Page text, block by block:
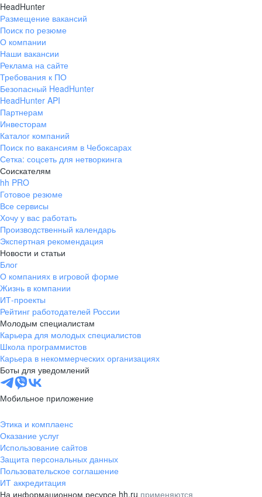
HeadHunter
Размещение вакансий
Поиск по резюме
О компании
Наши вакансии
Реклама на сайте
Требования к ПО
Безопасный HeadHunter
HeadHunter API
Партнерам
Инвесторам
Каталог компаний
Поиск по вакансиям в Чебоксарах
Сетка: соцсеть для нетворкинга
Соискателям
hh PRO
Готовое резюме
Все сервисы
Хочу у вас работать
Производственный календарь
Экспертная рекомендация
Новости и статьи
Блог
О компаниях в игровой форме
Жизнь в компании
ИТ-проекты
Рейтинг работодателей России
Молодым специалистам
Карьера для молодых специалистов
Школа программистов
Карьера в некоммерческих организациях
Боты для уведомлений
Мобильное приложение
Этика и комплаенс
Оказание услуг
Использование сайтов
Защита персональных данных
Пользовательское соглашение
ИТ аккредитация
На информационном ресурсе hh.ru применяются